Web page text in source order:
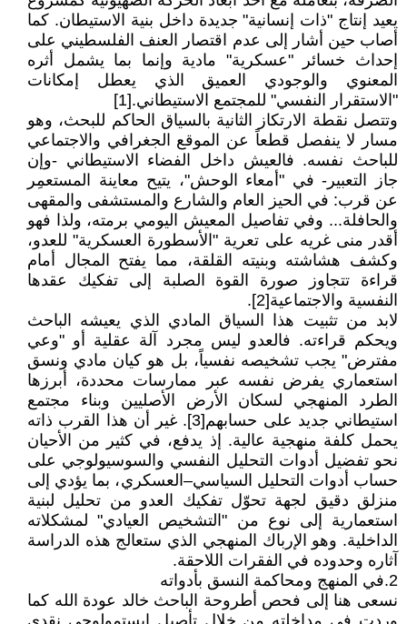
يعيد إنتاج "ذات إنسانية" جديدة داخل بنية الاستيطان. كما
أصاب حين أشار إلى عدم اقتصار العنف الفلسطيني على
إحداث خسائر "عسكرية" مادية وإنما بما يشمل أثره
المعنوي والوجودي العميق الذي يعطل إمكانات
"الاستقرار النفسي" للمجتمع الاستيطاني.[1]
وتتصل نقطة الارتكاز الثانية بالسياق الحاكم للبحث، وهو
مسار لا ينفصل قطعاً عن الموقع الجغرافي والاجتماعي
للباحث نفسه. فالعيش داخل الفضاء الاستيطاني -وإن
جاز التعبير- في "أمعاء الوحش"، يتيح معاينة المستعمِر
عن قرب: في الحيز العام والشارع والمستشفى والمقهى
والحافلة... وفي تفاصيل المعيش اليومي برمته، ولذا فهو
أقدر منى غريه على تعرية "الأسطورة العسكرية" للعدو،
وكشف هشاشته وبنيته القلقة، مما يفتح المجال أمام
قراءة تتجاوز صورة القوة الصلبة إلى تفكيك عقدها
النفسية والاجتماعية[2].
لابد من تثبيت هذا السياق المادي الذي يعيشه الباحث
ويحكم قراءته. فالعدو ليس مجرد آلة عقلية أو "وعي
مفترض" يجب تشخيصه نفسياً، بل هو كيان مادي ونسق
استعماري يفرض نفسه عبر ممارسات محددة، أبرزها
الطرد المنهجي لسكان الأرض الأصليين وبناء مجتمع
استيطاني جديد على حسابهم[3]. غير أن هذا القرب ذاته
يحمل كلفة منهجية عالية. إذ يدفع، في كثير من الأحيان
نحو تفضيل أدوات التحليل النفسي والسوسيولوجي على
حساب أدوات التحليل السياسي–العسكري، بما يؤدي إلى
منزلق دقيق لجهة تحوّل تفكيك العدو من تحليل لبنية
استعمارية إلى نوع من "التشخيص العيادي" لمشكلاته
الداخلية. وهو الإرباك المنهجي الذي ستعالج هذه الدراسة
آثاره وحدوده في الفقرات اللاحقة.
2.في المنهج ومحاكمة النسق بأدواته
نسعى هنا إلى فحص أطروحة الباحث خالد عودة الله كما